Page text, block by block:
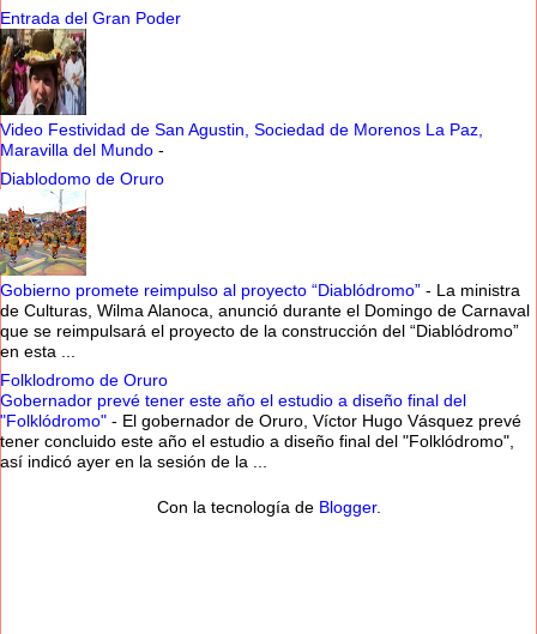
Entrada del Gran Poder
Video Festividad de San Agustin, Sociedad de Morenos La Paz,
Maravilla del Mundo -
Diablodomo de Oruro
Gobierno promete reimpulso al proyecto “Diablódromo” - La ministra
de Culturas, Wilma Alanoca, anunció durante el Domingo de Carnaval
que se reimpulsará el proyecto de la construcción del “Diablódromo”
en esta ...
Folklodromo de Oruro
Gobernador prevé tener este año el estudio a diseño final del
"Folklódromo" - El gobernador de Oruro, Víctor Hugo Vásquez prevé
tener concluido este año el estudio a diseño final del "Folklódromo",
así indicó ayer en la sesión de la ...
Con la tecnología de Blogger.